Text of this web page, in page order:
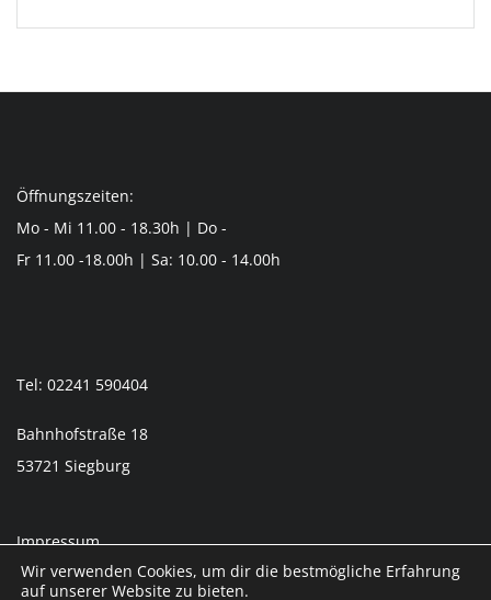
Öffnungszeiten:
Mo - Mi 11.00 - 18.30h | Do -
Fr 11.00 -18.00h | Sa: 10.00 - 14.00h
Tel: 02241 590404
Bahnhofstraße 18
53721 Siegburg
Impressum
Datenschutzerklärung
Wir verwenden Cookies, um dir die bestmögliche Erfahrung
auf unserer Website zu bieten.